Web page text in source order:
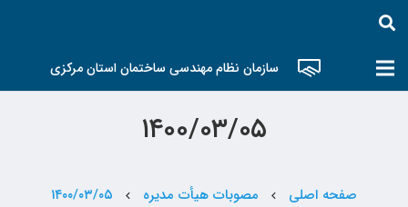
سازمان نظام مهندسی ساختمان استان مرکزی
۱۴۰۰/۰۳/۰۵
صفحه اصلی chevron_left مصوبات هیأت مدیره chevron_left ۱۴۰۰/۰۳/۰۵